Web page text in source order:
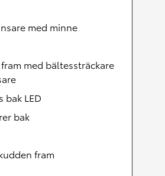
med minne
med bältessträckare
bak LED
bak
fram